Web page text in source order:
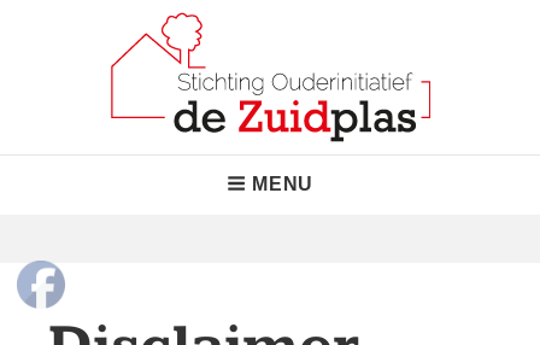
Stichting Ouderinitiatief de
"Normaal waar het kan, bijzonder waar nodig!"
MENU